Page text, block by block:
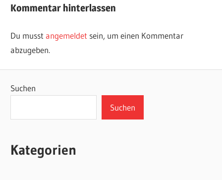
Kommentar hinterlassen
Du musstangemeldet sein, um einen Kommentar
abzugeben.
Suchen
Suchen
Kategorien